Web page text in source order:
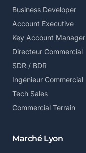
Business Developer
Account Executive
Key Account Manager
Directeur Commercial
SDR / BDR
Ingénieur Commercial
Tech Sales
Commercial Terrain
Marché Lyon